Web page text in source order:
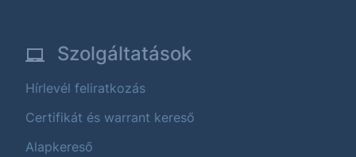
Szolgáltatások
Hírlevél feliratkozás
Certifikát és warrant kereső
Alapkereső